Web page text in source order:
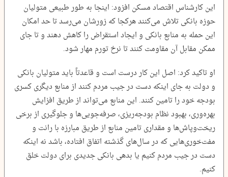
این کارشناس اقتصاد مسکن افزود: اینجا به طور طبیعی متولیان
حوزه بانکی تلاش می‌کنند هرکجا که زورشان می‌رسد تا حد امکان
این حمله به منابع بانکی و ایجاد استقراض را کاهش دهند و تا جای
ممکن مقابل آن مقاومت کنند تا نرخ تورم مهار شود.
او تاکید کرد: اصل این کار درست است و قاعدتاً باید متولیان بانکی
و دولت به جای اینکه دست در جیب مردم کنند از منابع دیگری کسری
بودجه خود را تامین کنند. این منابع می‌تواند از طریق افزایش
بهره‌وری، بهبود نظام بودجه‌ریزی، صرفه‌جویی‌ها و جلوگیری از برخی
ریخت‌وپاش‌ها و مقداری تامین منابع از طریق مبارزه با رانت و
مفت‌خوری‌هایی که در سال‌های گذشته اتفاق افتاده، باشد نه اینکه
دست در جیب مردم کنیم یا بدهی بانکی جدیدی برای دولت خلق
کنیم.